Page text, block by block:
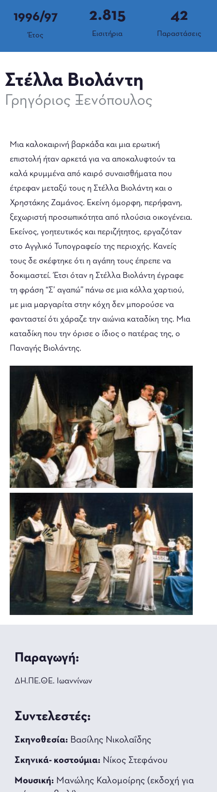
1996/97
Έτος Εισιτήρια
2.815
Παραστάσεις
42
Στέλλα Βιολάντη
Γρηγόριος Ξενόπουλος
Μια καλοκαιρινή βαρκάδα και μια ερωτική
επιστολή ήταν αρκετά για να αποκαλυφτούν τα
καλά κρυμμένα από καιρό συναισθήματα που
έτρεφαν μεταξύ τους η Στέλλα Βιολάντη και ο
Χρηστάκης Ζαμάνος. Εκείνη όμορφη, περήφανη,
ξεχωριστή προσωπικότητα από πλούσια οικογένεια.
Εκείνος, γοητευτικός και περιζήτητος, εργαζόταν
στο Αγγλικό Τυπογραφείο της περιοχής. Κανείς
τους δε σκέφτηκε ότι η αγάπη τους έπρεπε να
δοκιμαστεί. Έτσι όταν η Στέλλα Βιολάντη έγραφε
τη φράση “Σ’ αγαπώ” πάνω σε μια κόλλα χαρτιού,
με μια μαργαρίτα στην κόχη δεν μπορούσε να
φανταστεί ότι χάραζε την αιώνια καταδίκη της. Μια
καταδίκη που την όρισε ο ίδιος ο πατέρας της, ο
Παναγής Βιολάντης.
Παραγωγή:
ΔΗ.ΠΕ.ΘΕ. Ιωαννίνων
Συντελεστές:
Σκηνοθεσία: Βασίλης Νικολαΐδης
Σκηνικά- κοστούμια: Νίκος Στεφάνου
Μουσική: Μανώλης Καλομοίρης (εκδοχή για